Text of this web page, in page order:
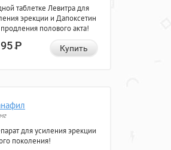
таблетке Левитра для
эрекции и Дапоксетин
полового акта!
95Р Купить
для усиления эрекции
поколения!